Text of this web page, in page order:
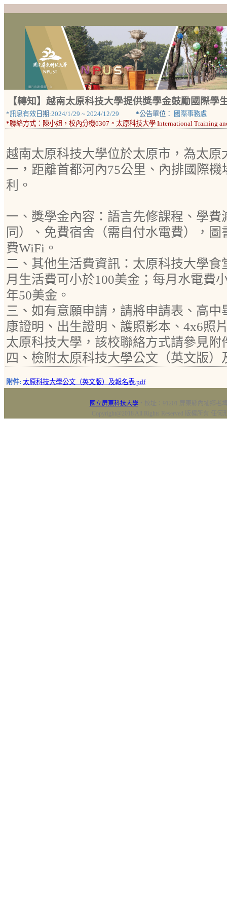
【轉知】越南太原科技大學提供獎學金鼓勵國際學
*訊息有效 日期:2024/1/29 ~ 2024/12/29 *公告單位：
國際事務處
*聯絡方式： 陳小姐，校內分機6307。太原科技大學 International Training
越南太原科技大學位於太原市，為太原
一，距離首都河內75公里、內排國際
利。
一、獎學金內容：語言先修課程、學費
同）、免費宿舍（需自付水電費），
費WiFi。
二、其他生活費資訊：太原科技大學食
月生活費可小於100美金；每月水電費
年50美金。
三、如有意願申請，請將申請表、高
康證明、出生證明、護照影本、4x6照
太原科技大學，該校聯絡方式請參見附
四、檢附太原科技大學公文（英文版）
附件: 太原科技大學公文（英文版）及報名表.pdf
國立屏東科技大學‧校址：91201 屏東縣內埔鄉老